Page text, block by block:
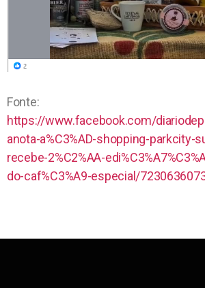
Fonte:
https://www.facebook.com/
anota-a%C3%AD-shopping-parkcity-
recebe-2%C2%AA-
do-caf%C3%A9-especial/